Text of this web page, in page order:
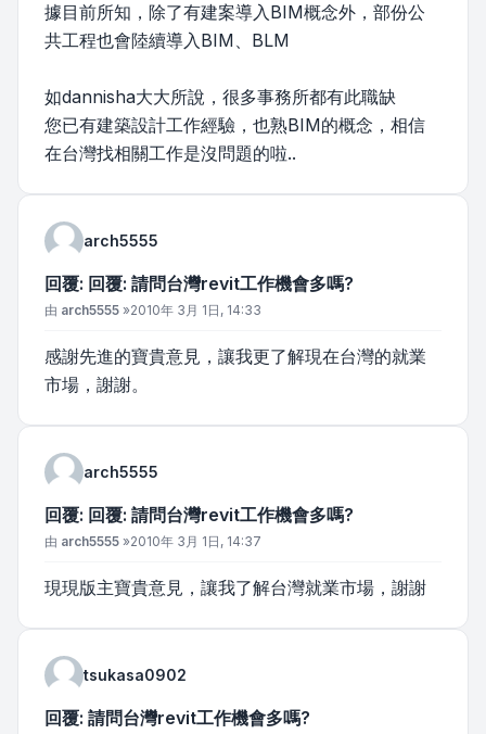
據目前所知，除了有建案導入BIM概念外，部份公
共工程也會陸續導入BIM、BLM
如dannisha大大所說，很多事務所都有此職缺
您已有建築設計工作經驗，也熟BIM的概念，相信
在台灣找相關工作是沒問題的啦..
arch5555
回覆: 回覆: 請問台灣revit工作機會多嗎?
文章
由 arch5555 »2010年 3月 1日, 14:33
感謝先進的寶貴意見，讓我更了解現在台灣的就業
市場，謝謝。
arch5555
回覆: 回覆: 請問台灣revit工作機會多嗎?
文章
由 arch5555 »2010年 3月 1日, 14:37
現現版主寶貴意見，讓我了解台灣就業市場，謝謝
tsukasa0902
回覆: 請問台灣revit工作機會多嗎?